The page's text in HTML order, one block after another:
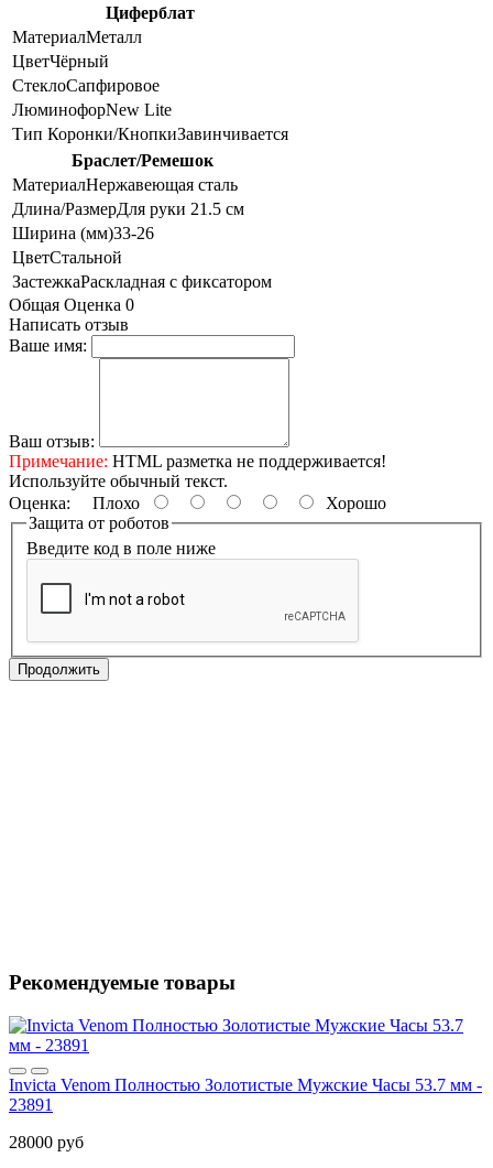
Циферблат
МатериалМеталл
ЦветЧёрный
СтеклоСапфировое
ЛюминофорNew Lite
Тип Коронки/КнопкиЗавинчивается
Браслет/Ремешок
МатериалНержавеющая сталь
Длина/РазмерДля руки 21.5 см
Ширина (мм)33-26
ЦветСтальной
ЗастежкаРаскладная с фиксатором
Общая Оценка 0
Написать отзыв
Ваше имя:
Ваш отзыв:
Примечание: HTML разметка не поддерживается!
Используйте обычный текст.
Оценка: Плохо
Хорошо
Защита от роботов
Введите код в поле ниже
Продолжить
Рекомендуемые товары
Invicta Venom Полностью Золотистые Мужские Часы 53.7 мм -
23891
28000 руб